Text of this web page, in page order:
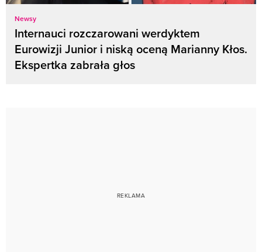
Newsy
Internauci rozczarowani werdyktem
Eurowizji Junior i niską oceną Marianny Kłos.
Ekspertka zabrała głos